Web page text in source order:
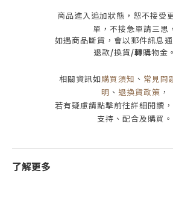
商品進入追加狀態，恕不接受
單， 不接急單請三思 ，
如遇商品斷貨，會以郵件訊息
退款/換貨/轉購物金。
相關資訊如購買須知 、 常見問
明 、 退換貨政策 ，
若有疑慮請點擊前往詳細閱讀
支持、配合及購買 。
了解更多